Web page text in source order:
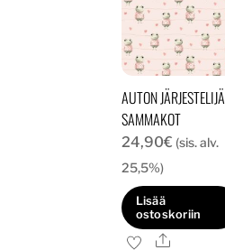
AUTON JÄRJESTELIJÄ
SAMMAKOT
24,90€ (sis. alv.
25,5%)
Lisää
ostoskoriin
Ale